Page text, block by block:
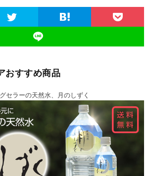
おすすめ商品
セラーの天然水、月のしずく